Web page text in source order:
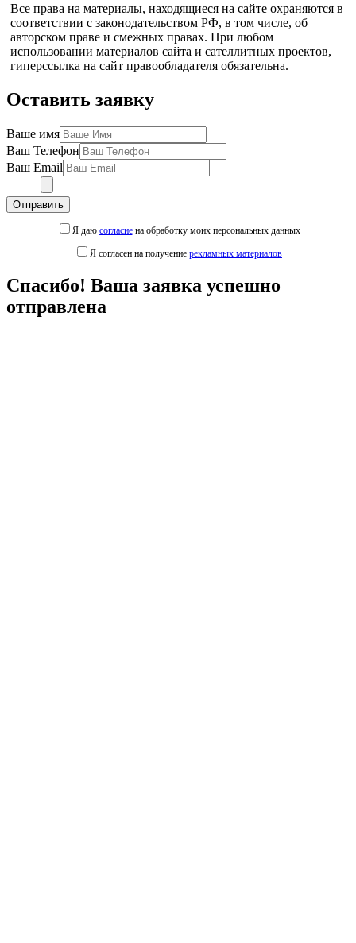
Все права на материалы, находящиеся на сайте охраняются в
соответствии с законодательством РФ, в том числе, об
авторском праве и смежных правах. При любом
использовании материалов сайта и сателлитных проектов,
гиперссылка на сайт правообладателя обязательна.
Оставить заявку
Ваше имя
Ваш Телефон
Ваш Email
Отправить
Я даю согласиена обработку моих персональных данных
Я согласен на получение рекламных материалов
Спасибо! Ваша заявка успешно
отправлена